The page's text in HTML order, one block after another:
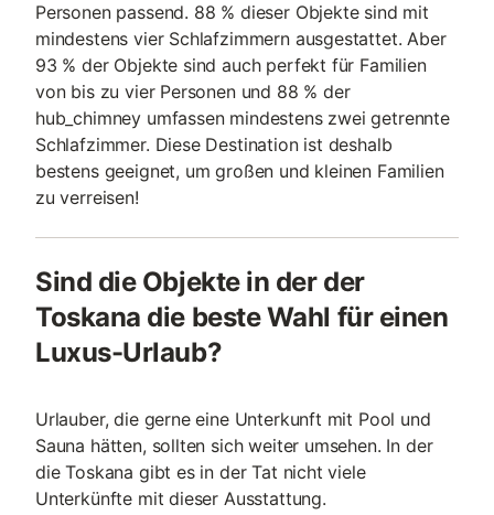
Personen passend. 88 % dieser Objekte sind mit
mindestens vier Schlafzimmern ausgestattet. Aber
93 % der Objekte sind auch perfekt für Familien
von bis zu vier Personen und 88 % der
hub_chimney umfassen mindestens zwei getrennte
Schlafzimmer. Diese Destination ist deshalb
bestens geeignet, um großen und kleinen Familien
zu verreisen!
Sind die Objekte in der der
Toskana die beste Wahl für einen
Luxus-Urlaub?
Urlauber, die gerne eine Unterkunft mit Pool und
Sauna hätten, sollten sich weiter umsehen. In der
die Toskana gibt es in der Tat nicht viele
Unterkünfte mit dieser Ausstattung.